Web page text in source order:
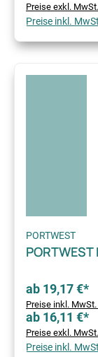
Preise exkl.
Preise inkl.
PORTWEST
ab 19,17 €*
Preise inkl.
ab 16,11 €*
Preise exkl.
Preise inkl.